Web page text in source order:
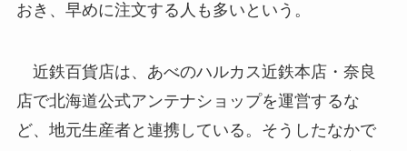
おき、早めに注文する人も多いという。
近鉄百貨店は、あべのハルカス近鉄本店・奈良
店で北海道公式アンテナショップを運営するな
ど、地元生産者と連携している。そうしたなかで